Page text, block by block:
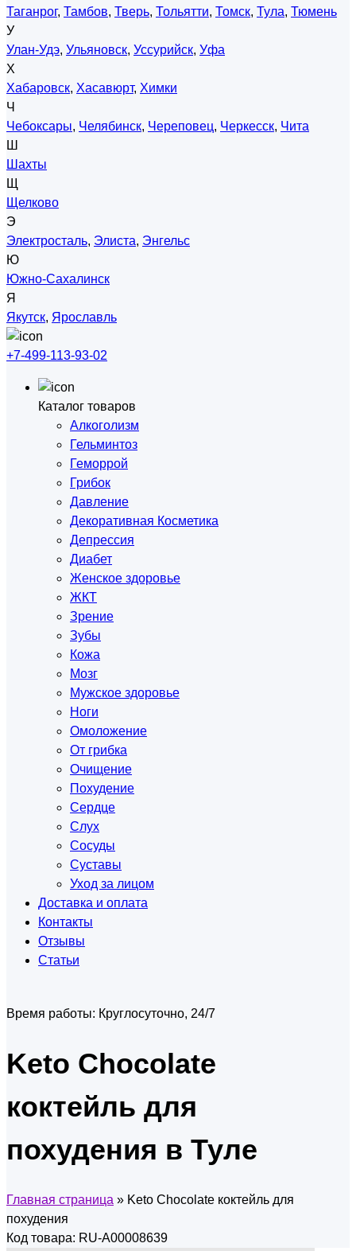
Таганрог, Тамбов, Тверь, Тольятти, Томск, Тула, Тюмень
У
Улан-Удэ, Ульяновск, Уссурийск, Уфа
Х
Хабаровск, Хасавюрт, Химки
Ч
Чебоксары, Челябинск, Череповец, Черкесск, Чита
Ш
Шахты
Щ
Щелково
Э
Электросталь, Элиста, Энгельс
Ю
Южно-Сахалинск
Я
Якутск, Ярославль
+7-499-113-93-02
Каталог товаров
Алкоголизм
Гельминтоз
Геморрой
Грибок
Давление
Декоративная Косметика
Депрессия
Диабет
Женское здоровье
ЖКТ
Зрение
Зубы
Кожа
Мозг
Мужское здоровье
Ноги
Омоложение
От грибка
Очищение
Похудение
Сердце
Слух
Сосуды
Суставы
Уход за лицом
Доставка и оплата
Контакты
Отзывы
Статьи
Время работы: Круглосуточно, 24/7
Keto Сhocolate
коктейль для
похудения в Туле
Главная страница » Keto Сhocolate коктейль для
похудения
Код товара: RU-A00008639